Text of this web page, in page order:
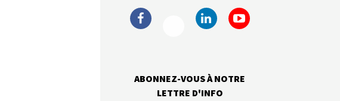
ABONNEZ-VOUS À NOTRE
LETTRE D'INFO